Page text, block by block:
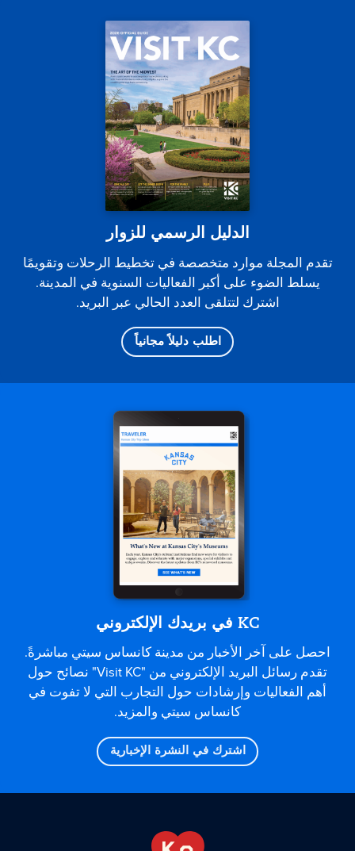
الدليل الرسمي للزوار
تقدم المجلة موارد متخصصة في تخطيط الرحلات وتقويمًا
يسلط الضوء على أكبر الفعاليات السنوية في المدينة.
اشترك لتتلقى العدد الحالي عبر البريد.
اطلب دليلاً مجانياً
KC في بريدك الإلكتروني
احصل على آخر الأخبار من مدينة كانساس سيتي مباشرةً.
تقدم رسائل البريد الإلكتروني من "Visit KC" نصائح حول
أهم الفعاليات وإرشادات حول التجارب التي لا تفوت في
كانساس سيتي والمزيد.
اشترك في النشرة الإخبارية